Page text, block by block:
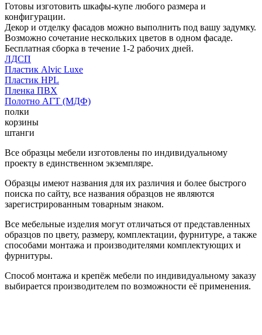
Готовы изготовить шкафы-купе любого размера и
конфигурации.
Декор и отделку фасадов можно выполнить под вашу задумку.
Возможно сочетание нескольких цветов в одном фасаде.
Бесплатная сборка в течение 1-2 рабочих дней.
ЛДСП
Пластик Alvic Luxe
Пластик HPL
Пленка ПВХ
Полотно АГТ (МДФ)
полки
корзины
штанги
Все образцы мебели изготовлены по индивидуальному
проекту в единственном экземпляре.
Образцы имеют названия для их различия и более быстрого
поиска по сайту, все названия образцов не являются
зарегистрированным товарным знаком.
Все мебельные изделия могут отличаться от представленных
образцов по цвету, размеру, комплектации, фурнитуре, а также
способами монтажа и производителями комплектующих и
фурнитуры.
Способ монтажа и крепёж мебели по индивидуальному заказу
выбирается производителем по возможности её применения.